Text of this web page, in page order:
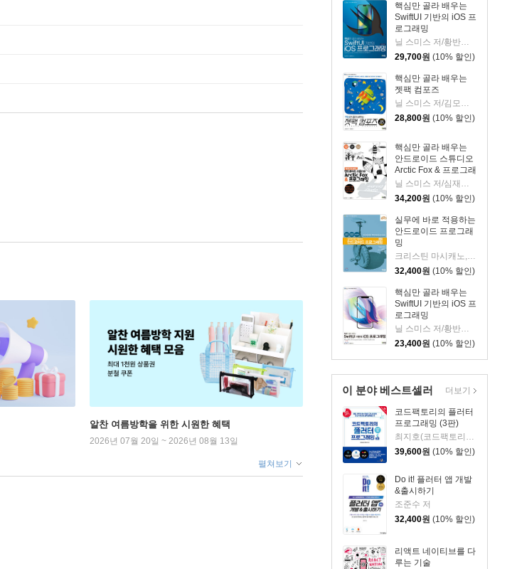
핵심만 골라 배우는
SwiftUI 기반의 iOS 프
로그래밍
닐 스미스 저/황반석 역
29,700원 (10% 할인)
핵심만 골라 배우는
젯팩 컴포즈
닐 스미스 저/김모세 역
28,800원 (10% 할인)
핵심만 골라 배우는
안드로이드 스튜디오
Arctic Fox & 프로그래
밍
닐 스미스 저/심재철 역
34,200원 (10% 할인)
실무에 바로 적용하는
안드로이드 프로그래
밍
크리스틴 마시캐노,브라이언 가드너,빌 필립스,크리스 스튜어트 공저/심재철 저
32,400원 (10% 할인)
핵심만 골라 배우는
SwiftUI 기반의 iOS 프
로그래밍
닐 스미스 저/황반석 역
23,400원 (10% 할인)
이 분야 베스트셀러
코드팩토리의 플러터
프로그래밍 (3판)
최지호(코드팩토리) 저
39,600원 (10% 할인)
Do it! 플러터 앱 개발
&출시하기
조준수 저
32,400원 (10% 할인)
리액트 네이티브를 다
루는 기술
더보기
알찬 여름방학을 위한 시원한 혜택
2026년 07월 20일 ~ 2026년 08월 13일
펼쳐보기